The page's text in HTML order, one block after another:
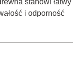
stanowi łatwy
i odporność